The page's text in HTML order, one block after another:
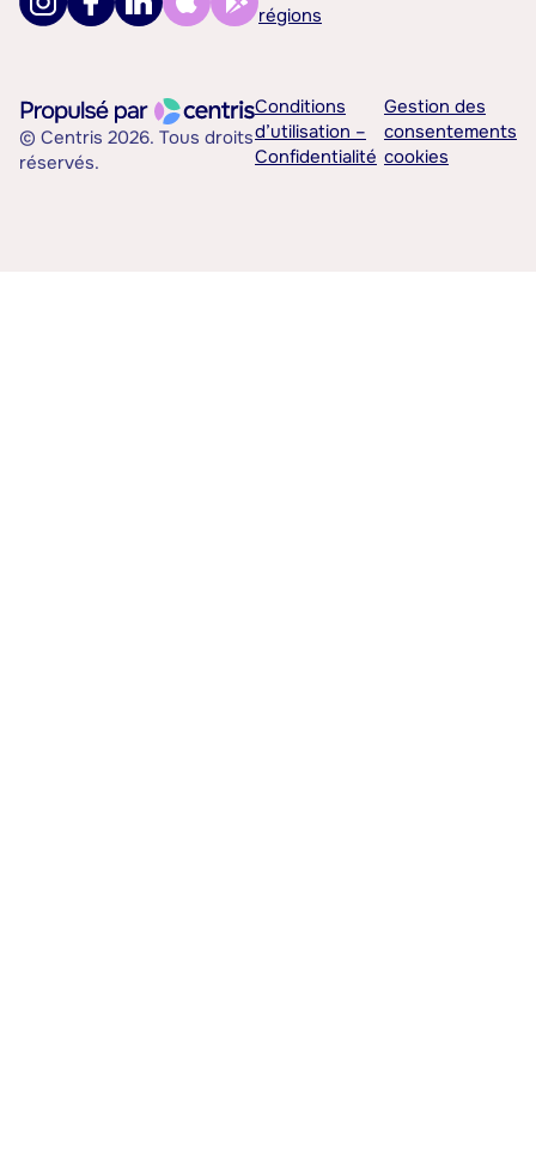
régions
© Centris 2026. Tous droits
réservés.
Conditions
d’utilisation –
Confidentialité
Gestion des
consentements
cookies